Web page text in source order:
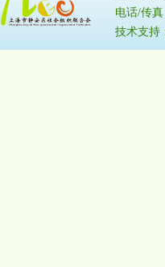
电话/传
技术支持